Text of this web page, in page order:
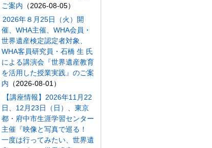
ご案内 （2026-08-05）
2026年８月25日（火）開
催、WHA主催、WHA会員・
世界遺産検定認定者対象、
WHA客員研究員・石橋 生 氏
による講演会『世界遺産教育
を活用した授業実践』のご案
内 （2026-08-01）
【講座情報】2026年11月22
日、12月23日（日）、東京
都・府中市生涯学習センター
主催『映像と写真で巡る！
一度は行ってみたい、世界遺